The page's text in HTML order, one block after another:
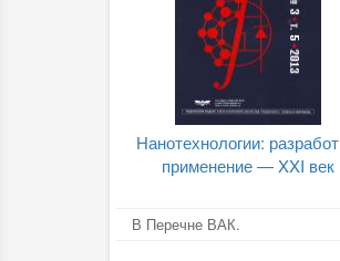
Нанотехнологии:
применение — XXI век
В Перечне ВАК.